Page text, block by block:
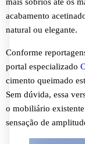
acabamento
natural ou elegante.
Conforme
portal especializado
cimento queimado
Sem dúvida, essa
o mobiliário
sensação de